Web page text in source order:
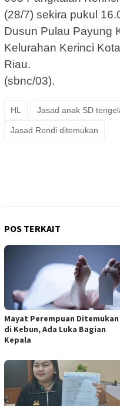
(28/7) sekira pukul
Dusun Pulau Payung
Kelurahan Kerinci
Riau.
(sbnc/03).
HL Jasad anak SD
Jasad Rendi ditemukan
POS TERKAIT
Mayat Perempuan Ditemukan
di Kebun, Ada Luka Bagian
Kepala